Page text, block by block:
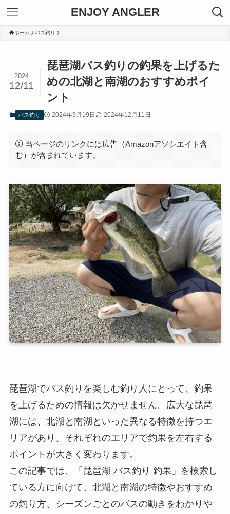
ENJOY ANGLER
ホーム バス釣り
琵琶湖バス釣りの釣果を上げるた
めの北湖と南湖のおすすめポイ
ント
2024
12/11
バス釣り 2024年9月19日 2024年12月11日
当ページのリンクには広告（Amazonアソシエイト含
む）が含まれています。
琵琶湖でバス釣りを楽しむ釣り人にとって、釣果
を上げるための情報は欠かせません。広大な琵琶
湖には、北湖と南湖といった異なる特徴を持つエ
リアがあり、それぞれのエリアで釣果を左右する
ポイントが大きく変わります。
この記事では、「琵琶湖 バス釣り 釣果」を検索し
ている方に向けて、北湖と南湖の特徴やおすすめ
の釣り方、シーズンごとのバスの動きをわかりや